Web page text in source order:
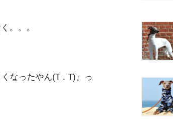
。。。
なったやん(T . T)』っ